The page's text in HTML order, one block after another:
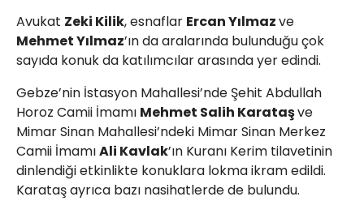
Avukat Zeki Kilik, esnaflar Ercan Yılmazve
Mehmet Yılmaz’ın da aralarında bulunduğu çok
sayıda konuk da katılımcılar arasında yer edindi.
Gebze’nin İstasyon Mahallesi’nde Şehit Abdullah
Horoz Camii İmamı Mehmet Salih Karataşve
Mimar Sinan Mahallesi’ndeki Mimar Sinan Merkez
Camii İmamıAli Kavlak’ın Kuranı Kerim tilavetinin
dinlendiği etkinlikte konuklara lokma ikram edildi.
Karataş ayrıca bazı nasihatlerde de bulundu.